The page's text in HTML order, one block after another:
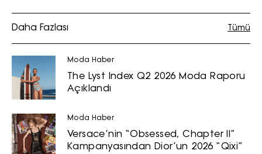
bültenimize kaydolun.
Turkuvaz Haberleşme ve Yayıncılık
A.Ş. tarafından
Daha Fazlası Tümü
Moda Haber
The Lyst Index Q2 2026 Moda Raporu
Açıklandı
Moda Haber
Versace’nin “Obsessed, Chapter II”
Kampanyasından Dior’un 2026 “Qixi”